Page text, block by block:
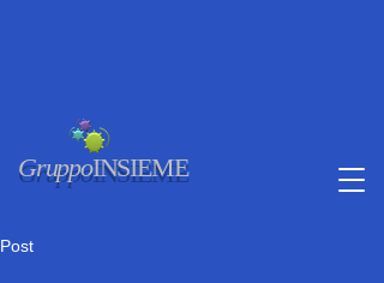
GruppoINSIEME
Post